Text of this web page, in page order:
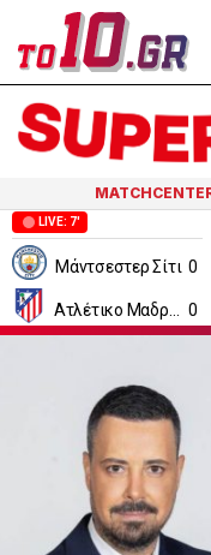
LIVE: 7'
Μάντσεστερ Σίτι 0
0